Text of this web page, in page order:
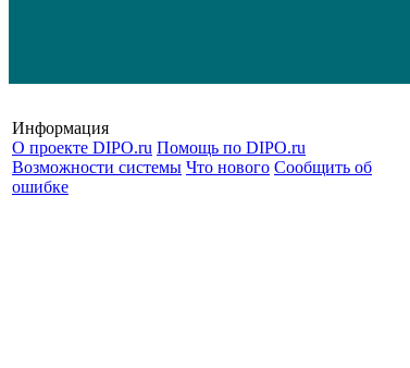
Информация
О проекте DIPO.ru Помощь по DIPO.ru
Возможности системы Что нового Сообщить об
ошибке